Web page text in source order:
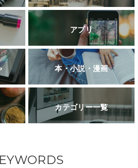
アプリ
本・小説・漫画
カテゴリー一覧